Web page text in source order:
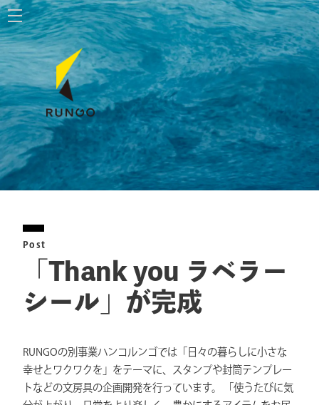
ホーム
株式会社ルンゴ
事業内容
お知らせ
Post
「Thank you ラベラー
シール」が完成
RUNGOの別事業ハンコルンゴでは「日々の暮らしに小さな
幸せとワクワクを」をテーマに、スタンプや封筒テンプレー
トなどの文房具の企画開発を行っています。 「使うたびに気